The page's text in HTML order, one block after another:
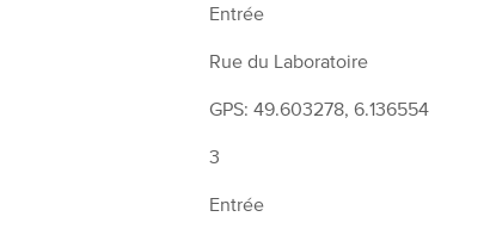
Entrée
Rue du Laboratoire
GPS: 49.603278, 6.136554
3
Entrée